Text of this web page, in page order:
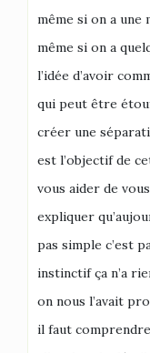
même si on a
même si on a
l’idée d’avoir
qui peut être
créer une
est l’objectif de
vous aider de
expliquer
pas simple c’est
instinctif ça n’a
on nous l’avait
il faut